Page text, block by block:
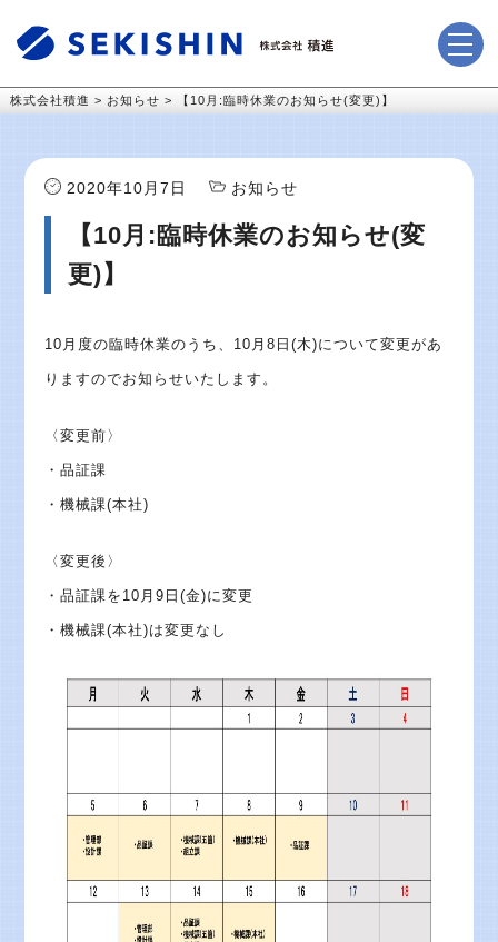
株式会社積進 > お知らせ > 【10月:臨時休業のお知らせ(変更)】
2020年10月7日 お知らせ
【10月:臨時休業のお知らせ(変
更)】
10月度の臨時休業のうち、10月8日(木)について変更があ
りますのでお知らせいたします。
〈変更前〉
・品証課
・機械課(本社)
〈変更後〉
・品証課を10月9日(金)に変更
・機械課(本社)は変更なし